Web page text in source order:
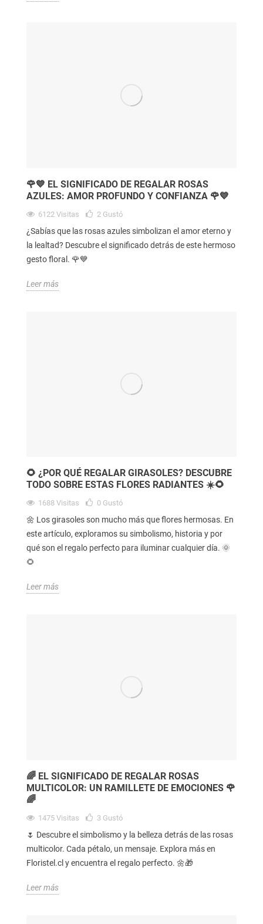
🌹💙 EL SIGNIFICADO DE REGALAR ROSAS
AZULES: AMOR PROFUNDO Y CONFIANZA 🌹💙
6122 Visitas 2 Gustó
¿Sabías que las rosas azules simbolizan el amor eterno y
la lealtad? Descubre el significado detrás de este hermoso
gesto floral. 🌹💙
Leer más
🌻 ¿POR QUÉ REGALAR GIRASOLES? DESCUBRE
TODO SOBRE ESTAS FLORES RADIANTES ☀️🌻
1688 Visitas 0 Gustó
🌼 Los girasoles son mucho más que flores hermosas. En
este artículo, exploramos su simbolismo, historia y por
qué son el regalo perfecto para iluminar cualquier día. 🌞
🌻
Leer más
🌈 EL SIGNIFICADO DE REGALAR ROSAS
MULTICOLOR: UN RAMILLETE DE EMOCIONES 🌹
🌈
1475 Visitas 3 Gustó
🌷 Descubre el simbolismo y la belleza detrás de las rosas
multicolor. Cada pétalo, un mensaje. Explora más en
Floristel.cl y encuentra el regalo perfecto. 🌼🎁
Leer más